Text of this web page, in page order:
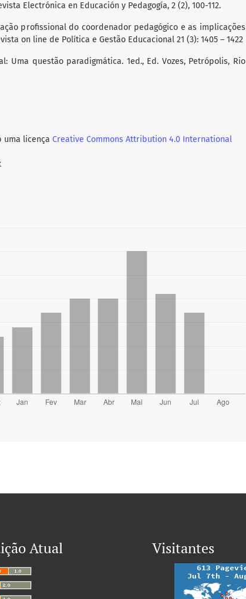
Electrónica en Educación y Pedagogía, 2 (2), 100-112.
profissional do coordenador pedagógico e as implicações
on line de Política e Gestão Educacional 21 (3): 1405 – 1422
Uma questão paradigmática. 1ed., Ed. Vozes, Petrópolis, Rio
uma licença Creative Commons Attribution 4.0 International
Atual Visitantes